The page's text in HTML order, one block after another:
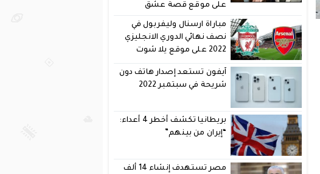
على موقع قصة عشق
مباراة ارسنال وليفربول في
نصف نهائي الدوري الانجليزي
2022 على موقع يلا شوت
آيفون تستعد إصدار هاتف دون
شريحة في سبتمبر 2022
بريطانيا تكشف أخطر 4 أعداء:
“إيران من بينهم”
مصر تستهدف إنشاء 14 ألف